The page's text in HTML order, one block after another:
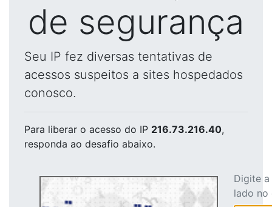
de segurança
Seu IP fez diversas tentativas de
acessos suspeitos a sites hospedados
conosco.
Para liberar o acesso do IP 216.73.216.40,
responda ao desafio abaixo.
Digite
lado no